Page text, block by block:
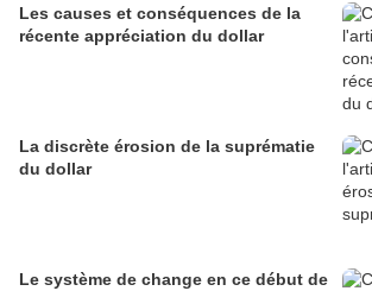
Les causes et conséquences de la
récente appréciation du dollar
La discrète érosion de la suprématie
du dollar
Le système de change en ce début de